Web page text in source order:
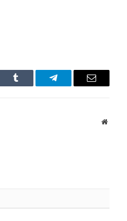
Tumblr Telegram Email
Website